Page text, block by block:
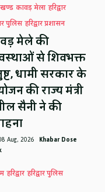
कावड़ मेला हरिद्वार
पुलिस हरिद्वार प्रशासन
मेले की
से शिवभक्त
धामी सरकार के
की राज्य मंत्री
सैनी ने की
Aug, 2026 Khabar Dose
हरिद्वार हरिद्वार पुलिस